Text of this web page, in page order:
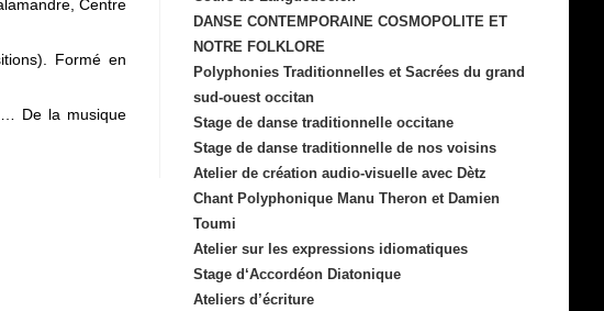
Centre
Formé en
De la musique
DANSE CONTEMPORAINE COSMOPOLITE ET
NOTRE FOLKLORE
Polyphonies Traditionnelles et Sacrées du grand
sud-ouest occitan
Stage de danse traditionnelle occitane
Stage de danse traditionnelle de nos voisins
Atelier de création audio-visuelle avec Dètz
Chant Polyphonique Manu Theron et Damien
Toumi
Atelier sur les expressions idiomatiques
Stage d‘Accordéon Diatonique
Ateliers d’écriture